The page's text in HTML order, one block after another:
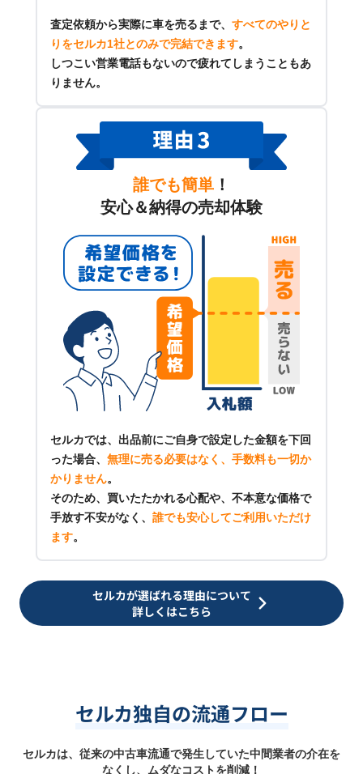
査定依頼から実際に車を売るまで、 すべてのやりと
りをセルカ1社とのみで完結できます。
しつこい営業電話もないので疲れてしまうこともあ
りません。
誰でも簡単 ！
安心＆納得の売却体験
セルカでは、出品前にご自身で設定した金額を下回
った場合、 無理に売る必要はなく、手数料も一切か
かりません。
そのため、買いたたかれる心配や、不本意な価格で
手放す不安がなく、 誰でも安心してご利用いただけ
ます。
セルカが選ばれる理由について
詳しくはこちら
セルカ独自の流通フロー
セルカは、従来の中古車流通で発生していた中間業者の介在を
なくし、ムダなコストを削減！